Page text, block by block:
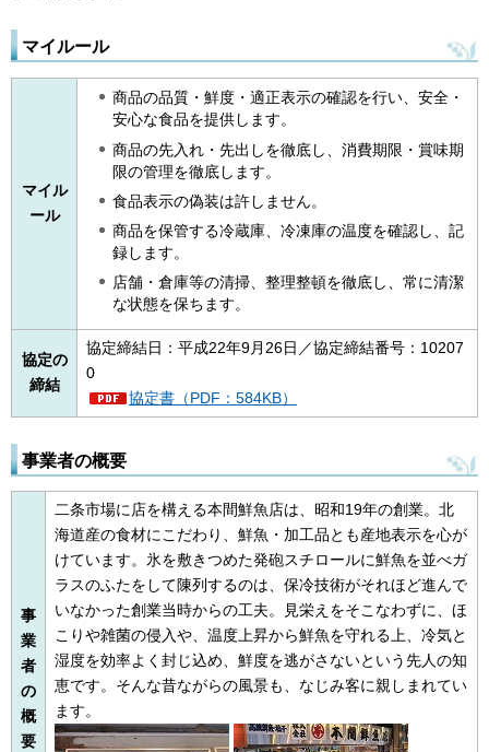
マイルール
マイル
ール
商品の品質・鮮度・適正表示の確認を行い、安全・
安心な食品を提供します。
商品の先入れ・先出しを徹底し、消費期限・賞味期
限の管理を徹底します。
食品表示の偽装は許しません。
商品を保管する冷蔵庫、冷凍庫の温度を確認し、記
録します。
店舗・倉庫等の清掃、整理整頓を徹底し、常に清潔
な状態を保ちます。
協定の
締結
協定締結日：平成22年9月26日／協定締結番号：10207
0
協定書（PDF：584KB）
事業者の概要
事
業
者
の
概
要
二条市場に店を構える本間鮮魚店は、昭和19年の創業。北
海道産の食材にこだわり、鮮魚・加工品とも産地表示を心が
けています。氷を敷きつめた発砲スチロールに鮮魚を並べガ
ラスのふたをして陳列するのは、保冷技術がそれほど進んで
いなかった創業当時からの工夫。見栄えをそこなわずに、ほ
こりや雑菌の侵入や、温度上昇から鮮魚を守れる上、冷気と
湿度を効率よく封じ込め、鮮度を逃がさないという先人の知
恵です。そんな昔ながらの風景も、なじみ客に親しまれてい
ます。